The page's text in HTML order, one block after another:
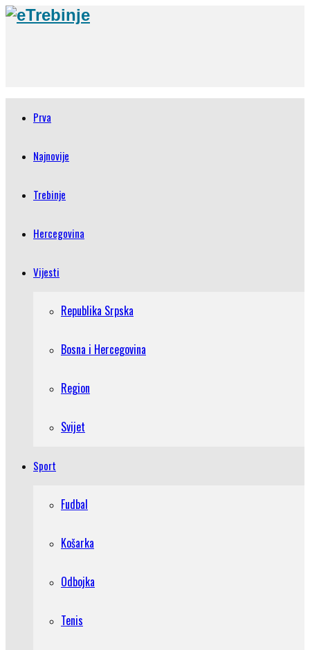
Prva
Najnovije
Trebinje
Hercegovina
Vijesti
Republika Srpska
Bosna i Hercegovina
Region
Svijet
Sport
Fudbal
Košarka
Odbojka
Tenis